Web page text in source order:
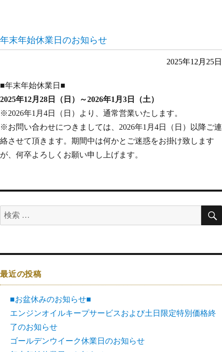
年末年始休業日のお知らせ
2025年12月25日
■年末年始休業日■
2025年12月28日（日）～2026年1月3日（土）
※2026年1月4日（日）より、通常営業いたします。
※お問い合わせにつきましては、2026年1月4日（日）以降ご連
絡させて頂きます。期間中は何かとご迷惑をお掛け致します
が、何卒よろしくお願い申し上げます。
最近の投稿
■お盆休みのお知らせ■
エンジンオイルキープサービスおよび土日限定特別価格終
了のお知らせ
ゴールデンウイーク休業日のお知らせ